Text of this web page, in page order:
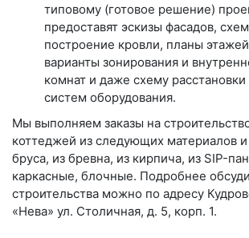
типовому (готовое решение)
предоставят эскизы фасадов,
построение кровли, планы
варианты зонирования и
комнат и даже схему
систем оборудования.
Мы выполняем заказы на
коттеджей из следующих материалов
бруса, из бревна, из кирпича, из SIP-
каркасные, блочные. Подробнее
строительства можно по адресу
«Нева» ул. Столичная, д. 5, корп. 1.